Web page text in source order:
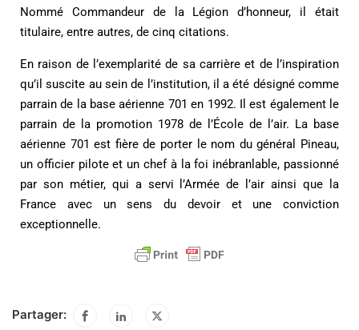
Nommé Commandeur de la Légion d’honneur, il était
titulaire, entre autres, de cinq citations.
En raison de l’exemplarité de sa carrière et de l’inspiration
qu’il suscite au sein de l’institution, il a été désigné comme
parrain de la base aérienne 701 en 1992. Il est également le
parrain de la promotion 1978 de l’École de l’air. La base
aérienne 701 est fière de porter le nom du général Pineau,
un officier pilote et un chef à la foi inébranlable, passionné
par son métier, qui a servi l’Armée de l’air ainsi que la
France avec un sens du devoir et une conviction
exceptionnelle.
Partager: